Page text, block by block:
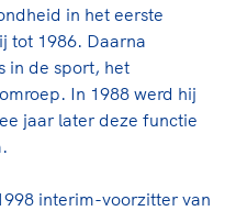
in het eerste
tot 1986. Daarna
in de sport, het
In 1988 werd hij
jaar later deze functie
interim-voorzitter van